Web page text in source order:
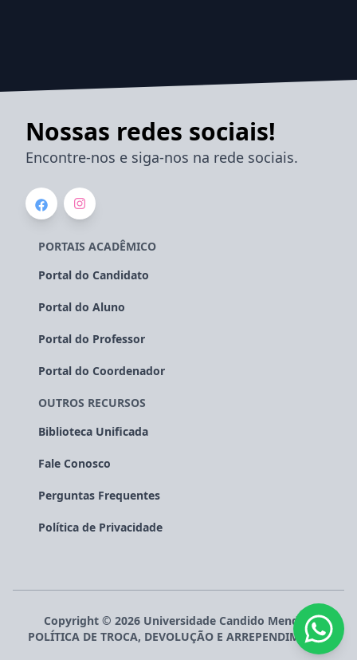
Nossas redes sociais!
Encontre-nos e siga-nos na rede sociais.
PORTAIS ACADÊMICO
Portal do Candidato
Portal do Aluno
Portal do Professor
Portal do Coordenador
OUTROS RECURSOS
Biblioteca Unificada
Fale Conosco
Perguntas Frequentes
Política de Privacidade
Copyright © 2026 Universidade Candido Mendes.
POLÍTICA DE TROCA, DEVOLUÇÃO E ARREPENDIMENTO